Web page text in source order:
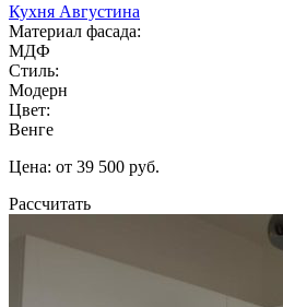
Кухня Августина
Материал фасада:
МДФ
Стиль:
Модерн
Цвет:
Венге
Цена: от 39 500 руб.
Рассчитать